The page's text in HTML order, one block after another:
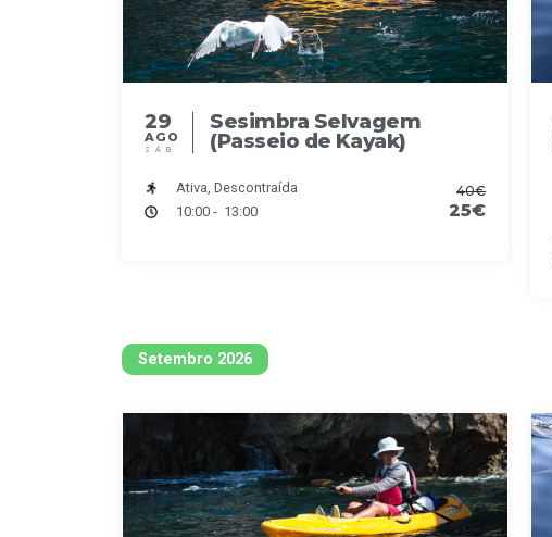
a 29
AGO
SÁB
Sesimbra Selvagem
(Passeio de Kayak)
Ativa, Descontraída
10:00 - 13:00
40€
25€
Setembro 2026